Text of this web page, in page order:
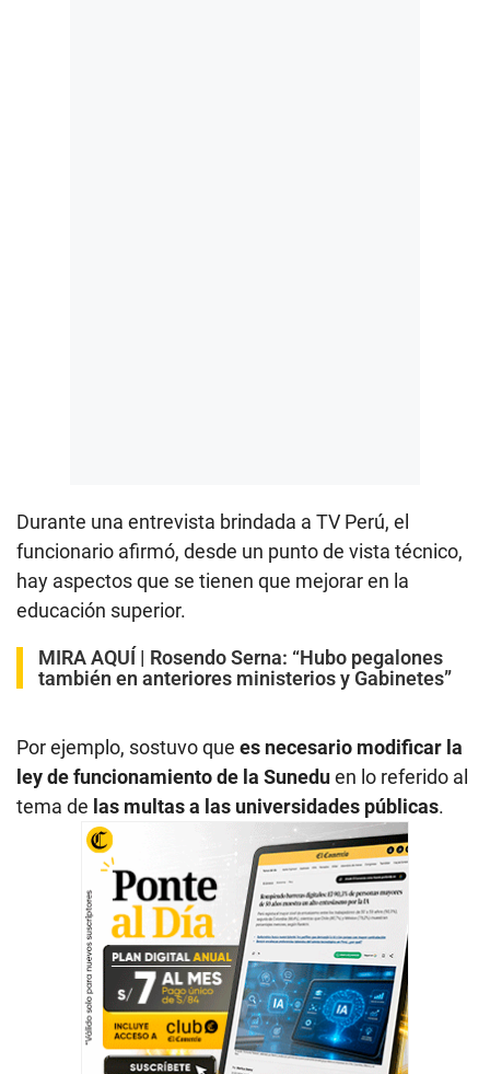
Durante una entrevista brindada a TV Perú, el
funcionario afirmó, desde un punto de vista técnico,
hay aspectos que se tienen que mejorar en la
educación superior.
MIRA AQUÍ | Rosendo Serna: “Hubo pegalones
también en anteriores ministerios y Gabinetes”
Por ejemplo, sostuvo que es necesario modificar la
ley de funcionamiento de la Suneduen lo referido al
tema de las multas a las universidades públicas.